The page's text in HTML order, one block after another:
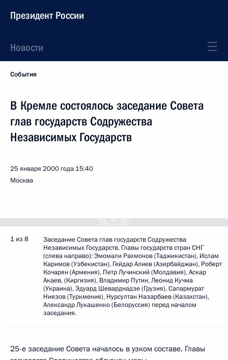
Президент России
Новости
События
В Кремле состоялось заседание Совета
глав государств Содружества
Независимых Государств
25 января 2000 года 15:40
Москва
1 из 8
Заседание Совета глав государств Содружества
Независимых Государств. Главы государств стран СНГ
(слева направо): Эмомали Рахмонов (Таджикистан), Ислам
Каримов (Узбекистан), Гейдар Алиев (Азербайджан), Роберт
Кочарян (Армения), Петр Лучинский (Молдавия), Аскар
Акаев, (Киргизия), Владимир Путин, Леонид Кучма
(Украина), Эдуард Шеварднадзе (Грузия), Сапармурат
Ниязов (Туркмения), Нурсултан Назарбаев (Казахстан),
Александр Лукашенко (Белоруссия) перед началом
заседания.
25-е заседание Совета началось в узком составе. Главы